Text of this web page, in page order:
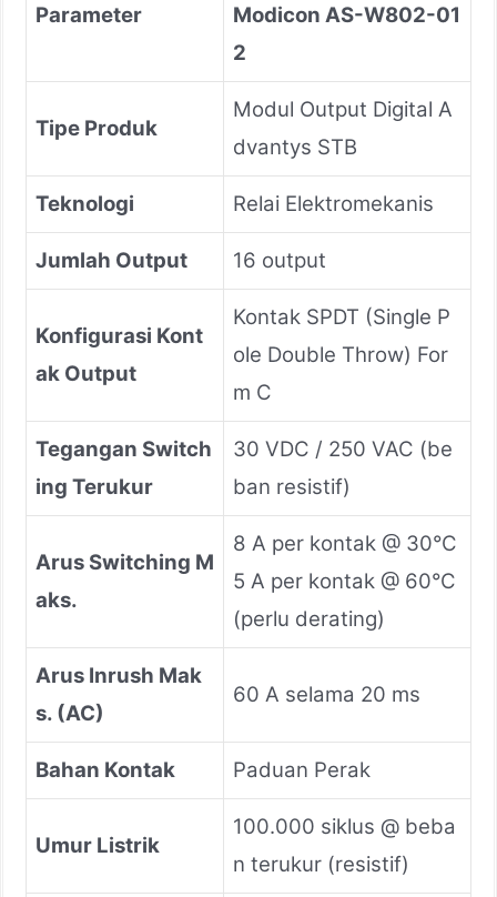
Parameter
Modicon AS-W802-01
2
Tipe Produk
Modul Output Digital A
dvantys STB
Teknologi Relai Elektromekanis
Jumlah Output 16 output
Konfigurasi Kont
ak Output
Kontak SPDT (Single P
ole Double Throw) For
m C
Tegangan Switch
ing Terukur
30 VDC / 250 VAC (be
ban resistif)
Arus Switching M
aks.
8 A per kontak @ 30°C
5 A per kontak @ 60°C
(perlu derating)
Arus Inrush Mak
s. (AC)
60 A selama 20 ms
Bahan Kontak Paduan Perak
Umur Listrik
100.000 siklus @ beba
n terukur (resistif)